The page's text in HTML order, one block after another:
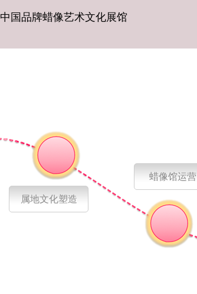
中国品牌蜡像艺术文化展馆
属地文化塑造
蜡像馆运营